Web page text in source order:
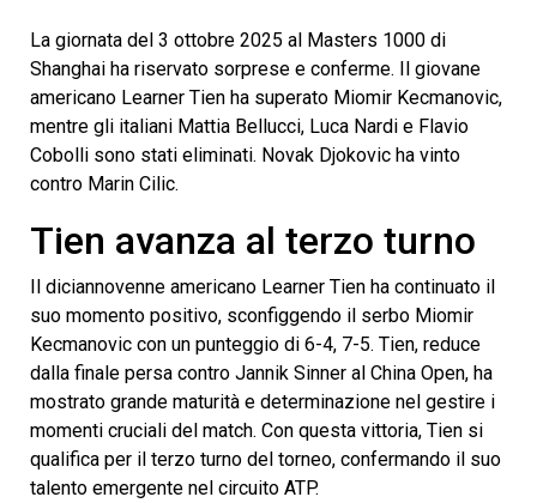
La giornata del 3 ottobre 2025 al Masters 1000 di
Shanghai ha riservato sorprese e conferme. Il giovane
americano Learner Tien ha superato Miomir Kecmanovic,
mentre gli italiani Mattia Bellucci, Luca Nardi e Flavio
Cobolli sono stati eliminati. Novak Djokovic ha vinto
contro Marin Cilic.
Tien avanza al terzo turno
Il diciannovenne americano Learner Tien ha continuato il
suo momento positivo, sconfiggendo il serbo Miomir
Kecmanovic con un punteggio di 6-4, 7-5. Tien, reduce
dalla finale persa contro Jannik Sinner al China Open, ha
mostrato grande maturità e determinazione nel gestire i
momenti cruciali del match. Con questa vittoria, Tien si
qualifica per il terzo turno del torneo, confermando il suo
talento emergente nel circuito ATP.